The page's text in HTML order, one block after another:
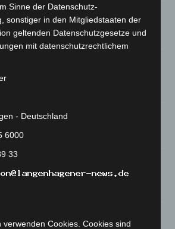
Wein-Depot Isernhagen
startet zwischen Hannover-West
kehren nach
Begegnung“ in Neuwarmbüchen schnell
Sinne der Datenschutz-
sonstiger in den Mitgliedstaaten der
geltenden Datenschutzgesetze und
mit datenschutzrechtlichem
- Deutschland
6000
33
verwenden Cookies. Cookies sind